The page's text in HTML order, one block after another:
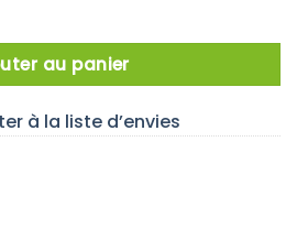
120ml NM natural HDPE
au panier
à la liste d’envies